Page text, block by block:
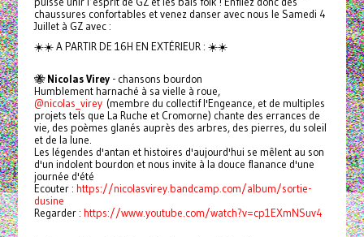
chaussures confortables et venez danser avec nous le Samedi 4
Juillet à GZ avec :
☀️☀️ A PARTIR DE 16H EN EXTÉRIEUR : ☀️☀️
🐝Nicolas Virey- chansons bourdon
Humblement harnaché à sa vielle à roue,
@nicolas_virey(membre du collectif l'Engeance, et de multiples
projets tels que La Ruche et Cromorne) chante des errances de
vie, des poèmes glanés auprès des arbres, des pierres, du soleil
et de la lune.
Les légendes d'antan et histoires d'aujourd'hui se mêlent au son
d'un indolent bourdon et nous invite à la douce flanance d'une
journée d'été
Ecouter : https://nicolasvirey.bandcamp.com/album/sortie-
dusine
Regarder : https://www.youtube.com/watch?v=cp1EXmNSuv4